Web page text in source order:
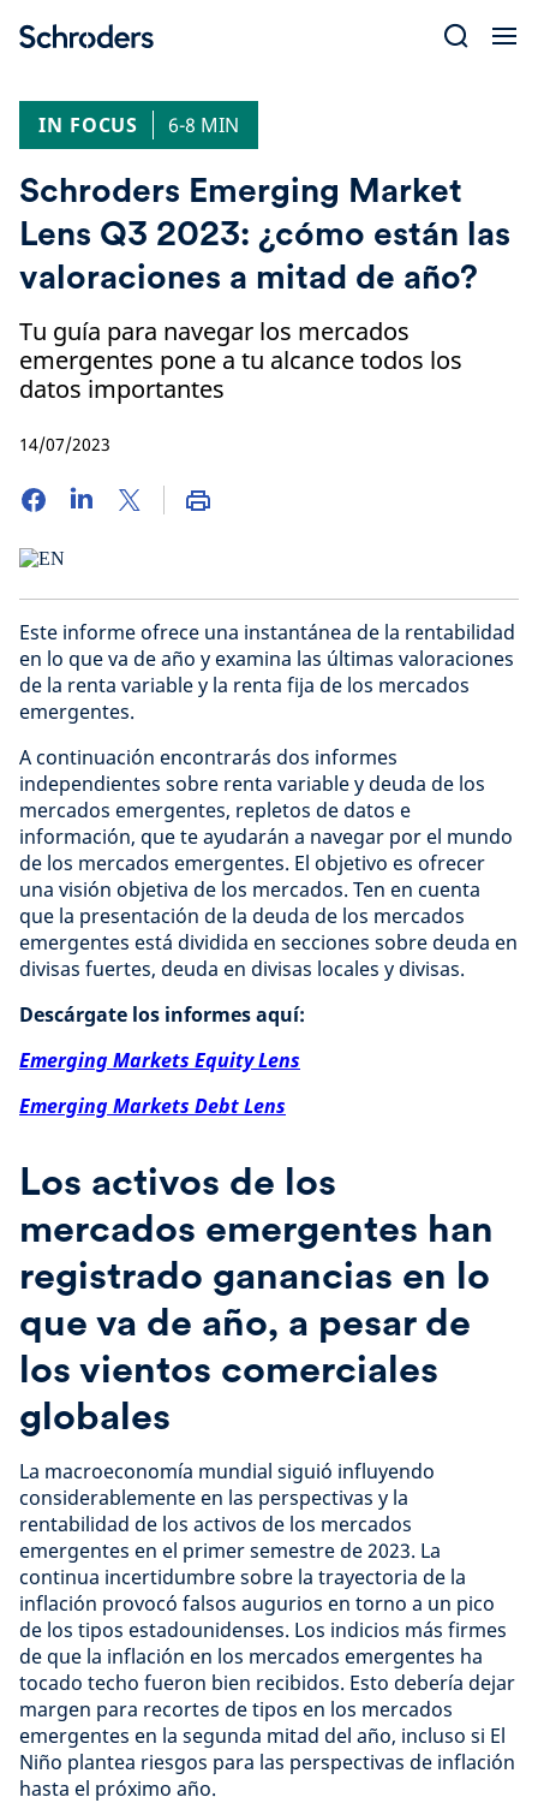
IN FOCUS
6-8 MIN
Schroders Emerging Market
Lens Q3 2023: ¿cómo están las
valoraciones a mitad de año?
Tu guía para navegar los mercados
emergentes pone a tu alcance todos los
datos importantes
14/07/2023
Este informe ofrece una instantánea de la rentabilidad
en lo que va de año y examina las últimas valoraciones
de la renta variable y la renta fija de los mercados
emergentes.
A continuación encontrarás dos informes
independientes sobre renta variable y deuda de los
mercados emergentes, repletos de datos e
información, que te ayudarán a navegar por el mundo
de los mercados emergentes. El objetivo es ofrecer
una visión objetiva de los mercados. Ten en cuenta
que la presentación de la deuda de los mercados
emergentes está dividida en secciones sobre deuda en
divisas fuertes, deuda en divisas locales y divisas.
Descárgate los informes aquí:
Emerging Markets Equity Lens
Emerging Markets Debt Lens
Los activos de los
mercados emergentes han
registrado ganancias en lo
que va de año, a pesar de
los vientos comerciales
globales
La macroeconomía mundial siguió influyendo
considerablemente en las perspectivas y la
rentabilidad de los activos de los mercados
emergentes en el primer semestre de 2023. La
continua incertidumbre sobre la trayectoria de la
inflación provocó falsos augurios en torno a un pico
de los tipos estadounidenses. Los indicios más firmes
de que la inflación en los mercados emergentes ha
tocado techo fueron bien recibidos. Esto debería dejar
margen para recortes de tipos en los mercados
emergentes en la segunda mitad del año, incluso si El
Niño plantea riesgos para las perspectivas de inflación
hasta el próximo año.